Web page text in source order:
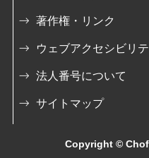
著作権・リンク
ウェブアクセシビリ
法人番号について
サイトマップ
Copyright ©